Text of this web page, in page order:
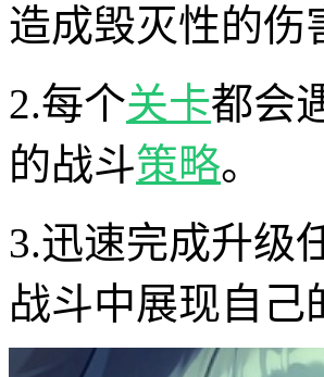
造成毁灭性的伤
2.每个关卡都会
的战斗策略。
3.迅速完成升级
战斗中展现自己